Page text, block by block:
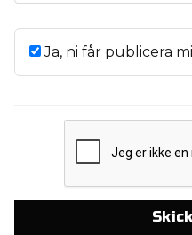
Ja, ni får publicera